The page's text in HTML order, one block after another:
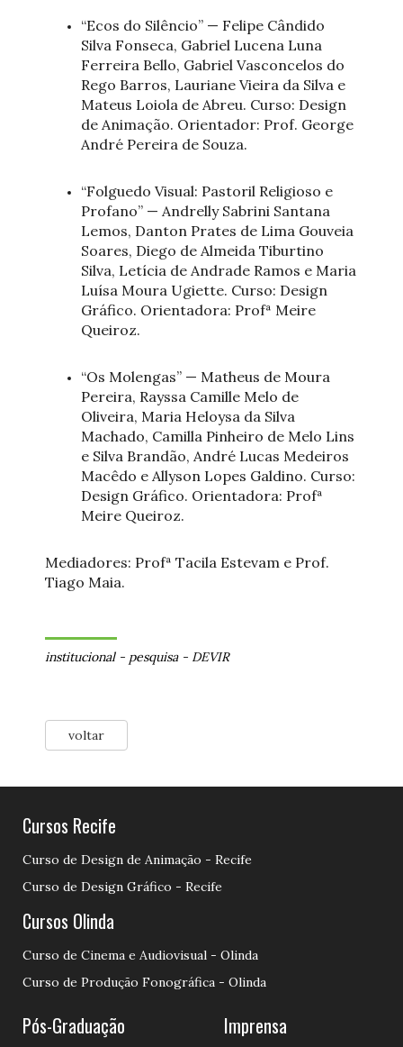
“Ecos do Silêncio” — Felipe Cândido
Silva Fonseca, Gabriel Lucena Luna
Ferreira Bello, Gabriel Vasconcelos do
Rego Barros, Lauriane Vieira da Silva e
Mateus Loiola de Abreu. Curso: Design
de Animação. Orientador: Prof. George
André Pereira de Souza.
“Folguedo Visual: Pastoril Religioso e
Profano” — Andrelly Sabrini Santana
Lemos, Danton Prates de Lima Gouveia
Soares, Diego de Almeida Tiburtino
Silva, Letícia de Andrade Ramos e Maria
Luísa Moura Ugiette. Curso: Design
Gráfico. Orientadora: Profª Meire
Queiroz.
“Os Molengas” — Matheus de Moura
Pereira, Rayssa Camille Melo de
Oliveira, Maria Heloysa da Silva
Machado, Camilla Pinheiro de Melo Lins
e Silva Brandão, André Lucas Medeiros
Macêdo e Allyson Lopes Galdino. Curso:
Design Gráfico. Orientadora: Profª
Meire Queiroz.
Mediadores: Profª Tacila Estevam e Prof.
Tiago Maia.
institucional- pesquisa- DEVIR
voltar
Cursos Recife
Curso de Design de Animação - Recife
Curso de Design Gráfico - Recife
Cursos Olinda
Curso de Cinema e Audiovisual - Olinda
Curso de Produção Fonográfica - Olinda
Pós-Graduação Imprensa